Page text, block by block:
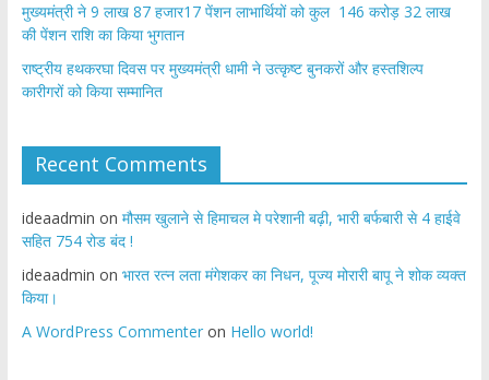
मुख्यमंत्री ने 9 लाख 87 हजार17 पेंशन लाभार्थियों को कुल 146 करोड़ 32 लाख
की पेंशन राशि का किया भुगतान
राष्ट्रीय हथकरघा दिवस पर मुख्यमंत्री धामी ने उत्कृष्ट बुनकरों और हस्तशिल्प
कारीगरों को किया सम्मानित
Recent Comments
ideaadmin on मौसम खुलाने से हिमाचल मे परेशानी बढ़ी, भारी बर्फबारी से 4 हाईवे
सहित 754 रोड बंद !
ideaadmin on भारत रत्न लता मंगेशकर का निधन, पूज्य मोरारी बापू ने शोक व्यक्त
किया।
A WordPress Commenteron Hello world!